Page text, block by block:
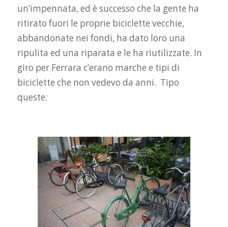
un’impennata, ed è successo che la gente ha
ritirato fuori le proprie biciclette vecchie,
abbandonate nei fondi, ha dato loro una
ripulita ed una riparata e le ha riutilizzate. In
giro per Ferrara c’erano marche e tipi di
biciclette che non vedevo da anni. Tipo
queste: